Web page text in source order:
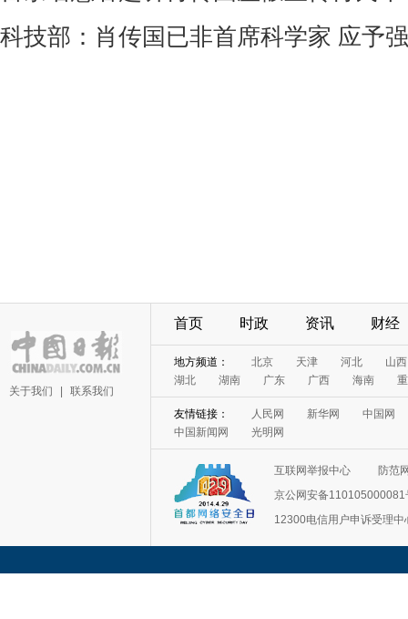
科技部：肖传国已非首席科学家 应予
关于我们 联系我们
首页 时政 资讯 财经
地方频道： 北京 天津 河北
山西
湖北
湖南 广东 广西 海南
友情链接： 人民网 新华网
中国网
中国新闻网
光明网
互联网举报中心
防范
京公网安备110105000081
12300电信用户申诉受理中